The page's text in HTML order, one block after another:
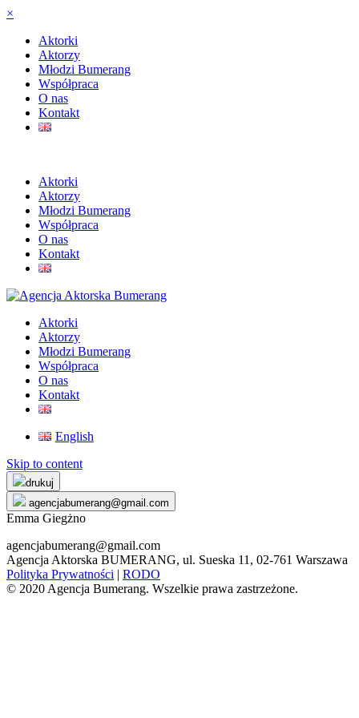
×
Aktorki
Aktorzy
Młodzi Bumerang
Współpraca
O nas
Kontakt
Aktorki
Aktorzy
Młodzi Bumerang
Współpraca
O nas
Kontakt
Aktorki
Aktorzy
Młodzi Bumerang
Współpraca
O nas
Kontakt
English
Skip to content
drukuj
agencjabumerang@gmail.com
Emma Giegżno
agencjabumerang@gmail.com
Agencja Aktorska BUMERANG, ul. Sueska 11, 02-761 Warszawa
Polityka Prywatności | RODO
© 2020 Agencja Bumerang. Wszelkie prawa zastrzeżone.